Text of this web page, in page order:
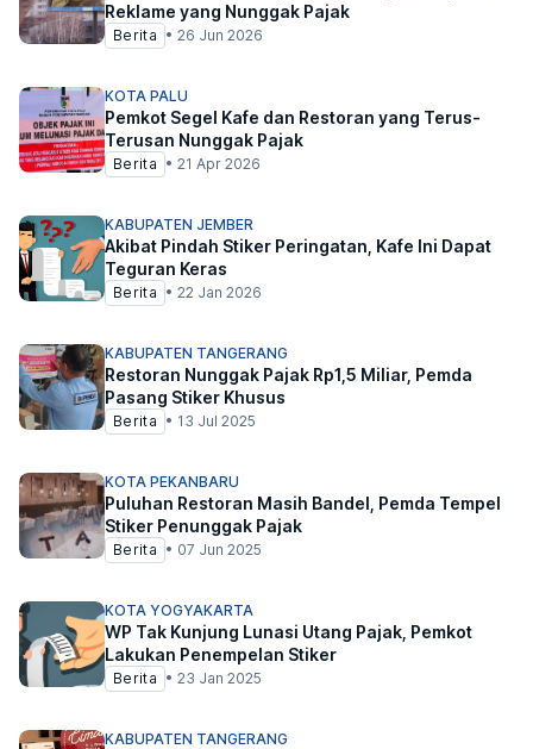
Reklame yang Nunggak Pajak
Berita • 26 Jun 2026
KOTA PALU
Pemkot Segel Kafe dan Restoran yang Terus-
Terusan Nunggak Pajak
Berita • 21 Apr 2026
KABUPATEN JEMBER
Akibat Pindah Stiker Peringatan, Kafe Ini Dapat
Teguran Keras
Berita • 22 Jan 2026
KABUPATEN TANGERANG
Restoran Nunggak Pajak Rp1,5 Miliar, Pemda
Pasang Stiker Khusus
Berita • 13 Jul 2025
KOTA PEKANBARU
Puluhan Restoran Masih Bandel, Pemda Tempel
Stiker Penunggak Pajak
Berita • 07 Jun 2025
KOTA YOGYAKARTA
WP Tak Kunjung Lunasi Utang Pajak, Pemkot
Lakukan Penempelan Stiker
Berita • 23 Jan 2025
KABUPATEN TANGERANG